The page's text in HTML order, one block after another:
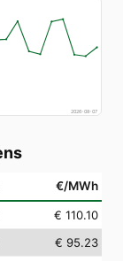
2026-08-07
€/MWh
€ 110.10
€ 95.23